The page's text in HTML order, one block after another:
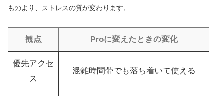
ものより、ストレスの質が変わります。
観点 Proに変えたときの変化
優先アクセ
ス
混雑時間帯でも落ち着いて使える